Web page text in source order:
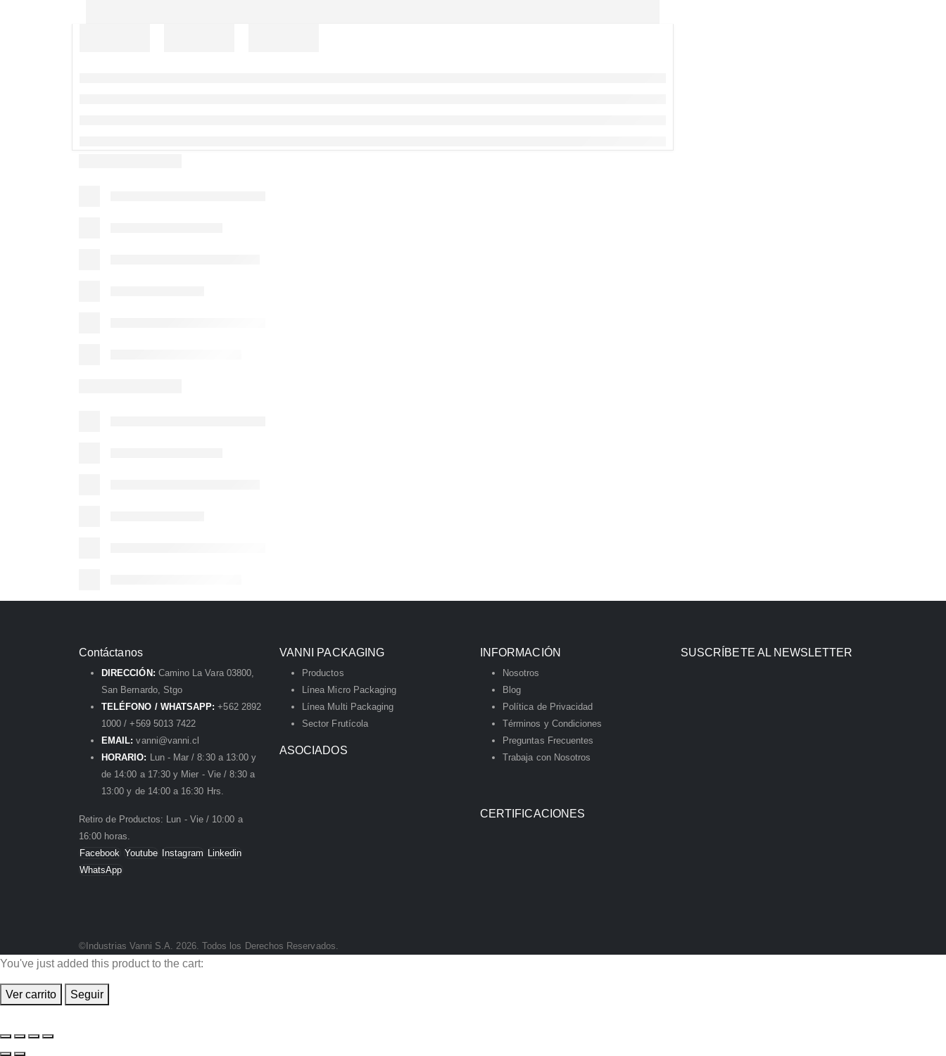
Contáctanos
DIRECCIÓN: Camino La Vara 03800,
San Bernardo, Stgo
TELÉFONO / WHATSAPP: +562 2892
1000 / +569 5013 7422
EMAIL: vanni@vanni.cl
HORARIO: Lun - Mar / 8:30 a 13:00 y
de 14:00 a 17:30 y Mier - Vie / 8:30 a
13:00 y de 14:00 a 16:30 Hrs.
Retiro de Productos: Lun - Vie / 10:00 a
16:00 horas.
Facebook Youtube Instagram Linkedin
WhatsApp
VANNI PACKAGING
Productos
Línea Micro Packaging
Línea Multi Packaging
Sector Frutícola
ASOCIADOS
INFORMACIÓN
Nosotros
Blog
Política de Privacidad
Términos y Condiciones
Preguntas Frecuentes
Trabaja con Nosotros
CERTIFICACIONES
SUSCRÍBETE AL NEWSLETTER
©Industrias Vanni S.A. 2026. Todos los Derechos Reservados.
You've just added this product to the cart:
Ver carrito Seguir